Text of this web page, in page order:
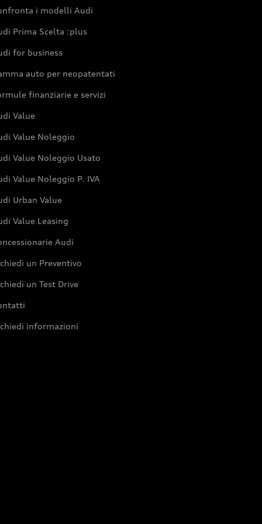
i modelli Audi
Prima Scelta :plus
for business
auto per neopatentati
finanziarie e servizi
Value
Value Noleggio
Value Noleggio Usato
Value Noleggio P. IVA
Urban Value
Value Leasing
Audi
un Preventivo
un Test Drive
informazioni